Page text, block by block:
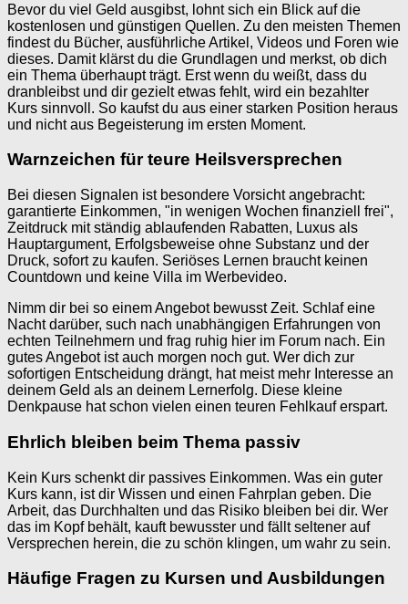
Bevor du viel Geld ausgibst, lohnt sich ein Blick auf die
kostenlosen und günstigen Quellen. Zu den meisten Themen
findest du Bücher, ausführliche Artikel, Videos und Foren wie
dieses. Damit klärst du die Grundlagen und merkst, ob dich
ein Thema überhaupt trägt. Erst wenn du weißt, dass du
dranbleibst und dir gezielt etwas fehlt, wird ein bezahlter
Kurs sinnvoll. So kaufst du aus einer starken Position heraus
und nicht aus Begeisterung im ersten Moment.
Warnzeichen für teure Heilsversprechen
Bei diesen Signalen ist besondere Vorsicht angebracht:
garantierte Einkommen, "in wenigen Wochen finanziell frei",
Zeitdruck mit ständig ablaufenden Rabatten, Luxus als
Hauptargument, Erfolgsbeweise ohne Substanz und der
Druck, sofort zu kaufen. Seriöses Lernen braucht keinen
Countdown und keine Villa im Werbevideo.
Nimm dir bei so einem Angebot bewusst Zeit. Schlaf eine
Nacht darüber, such nach unabhängigen Erfahrungen von
echten Teilnehmern und frag ruhig hier im Forum nach. Ein
gutes Angebot ist auch morgen noch gut. Wer dich zur
sofortigen Entscheidung drängt, hat meist mehr Interesse an
deinem Geld als an deinem Lernerfolg. Diese kleine
Denkpause hat schon vielen einen teuren Fehlkauf erspart.
Ehrlich bleiben beim Thema passiv
Kein Kurs schenkt dir passives Einkommen. Was ein guter
Kurs kann, ist dir Wissen und einen Fahrplan geben. Die
Arbeit, das Durchhalten und das Risiko bleiben bei dir. Wer
das im Kopf behält, kauft bewusster und fällt seltener auf
Versprechen herein, die zu schön klingen, um wahr zu sein.
Häufige Fragen zu Kursen und Ausbildungen